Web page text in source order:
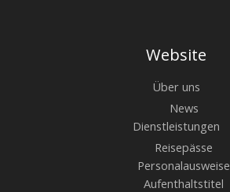
Website
Über uns
News
Dienstleistungen
Reisepässe
Personalausweise
Aufenthaltstitel